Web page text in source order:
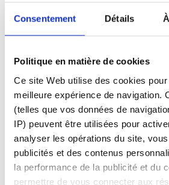
Consentement Détails
Politique en matière de cookies
Ce site Web utilise des cookies
meilleure expérience de navigation.
(telles que vos données de
IP) peuvent être utilisées pour
analyser les opérations du site,
publicités et des contenus
la performance de la publicité et du
permettre de vous connecter aux
Cet article vous a-t-il
Pas encore client ?